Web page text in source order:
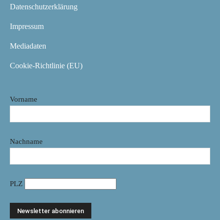
Datenschutzerklärung
Impressum
Mediadaten
Cookie-Richtlinie (EU)
Vorname
Nachname
PLZ